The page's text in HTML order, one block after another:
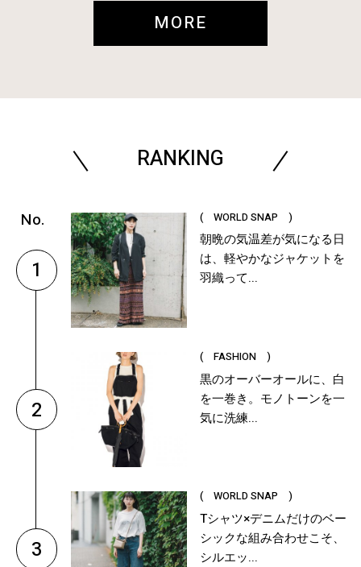
MORE
RANKING
1
( WORLD SNAP )
朝晩の気温差が気になる日
は、軽やかなジャケットを
羽織って...
2
( FASHION )
黒のオーバーオールに、白
を一巻き。モノトーンを一
気に洗練...
3
( WORLD SNAP )
Tシャツ×デニムだけのベー
シックな組み合わせこそ、
シルエッ...